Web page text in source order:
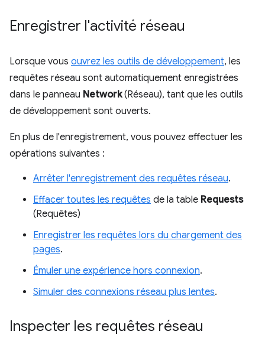
Enregistrer l'activité réseau
Lorsque vous ouvrez les outils de développement, les
requêtes réseau sont automatiquement enregistrées
dans le panneau Network(Réseau), tant que les outils
de développement sont ouverts.
En plus de l'enregistrement, vous pouvez effectuer les
opérations suivantes :
Arrêter l'enregistrement des requêtes réseau.
Effacer toutes les requêtes de la table Requests
(Requêtes)
Enregistrer les requêtes lors du chargement des
pages.
Émuler une expérience hors connexion.
Simuler des connexions réseau plus lentes.
Inspecter les requêtes réseau